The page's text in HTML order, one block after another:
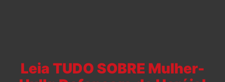
Leia TUDO SOBRE Mulher-